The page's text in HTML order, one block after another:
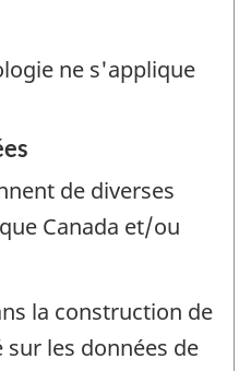
ne s'applique
de diverses
Canada et/ou
la construction de
les données de